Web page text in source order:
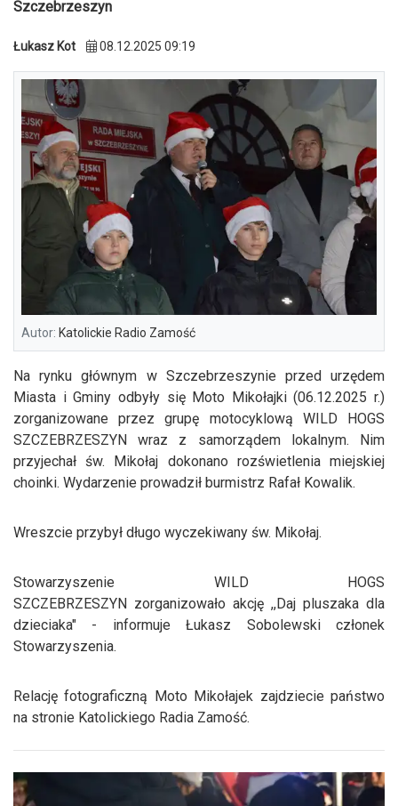
Szczebrzeszyn
Łukasz Kot 08.12.2025 09:19
Autor: Katolickie Radio Zamość
Na rynku głównym w Szczebrzeszynie przed urzędem
Miasta i Gminy odbyły się Moto Mikołajki (06.12.2025 r.)
zorganizowane przez grupę motocyklową WILD HOGS
SZCZEBRZESZYN wraz z samorządem lokalnym. Nim
przyjechał św. Mikołaj dokonano rozświetlenia miejskiej
choinki. Wydarzenie prowadził burmistrz Rafał Kowalik.
Wreszcie przybył długo wyczekiwany św. Mikołaj.
Stowarzyszenie WILD HOGS
SZCZEBRZESZYN zorganizowało akcję ,,Daj pluszaka dla
dzieciaka" - informuje Łukasz Sobolewski członek
Stowarzyszenia.
Relację fotograficzną Moto Mikołajek zajdziecie państwo
na stronie Katolickiego Radia Zamość.